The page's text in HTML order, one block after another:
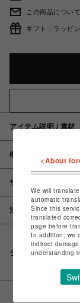
この商品について
ギフト：ラッピ
アイテム説明 / 素材
概要
サイズ
注意事項
シェアする
<About
We will
automatic
Since this
translated
page before
In addition, we
indirect
understanding